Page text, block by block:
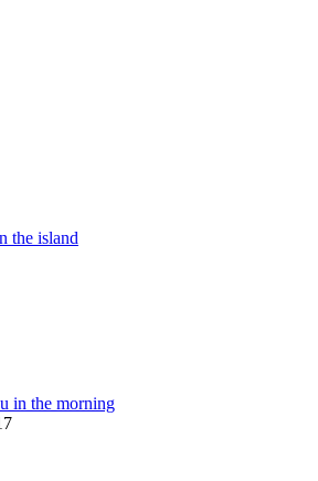
the island
in the morning